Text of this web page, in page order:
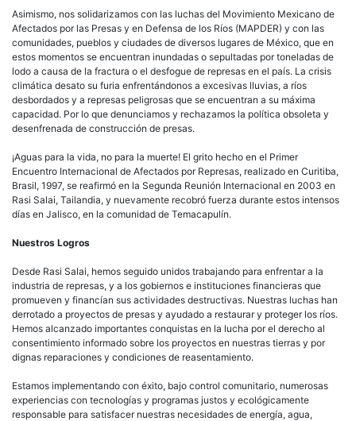
Asimismo, nos solidarizamos con las luchas del Movimiento Mexicano de
Afectados por las Presas y en Defensa de los Ríos (MAPDER) y con las
comunidades, pueblos y ciudades de diversos lugares de México, que en
estos momentos se encuentran inundadas o sepultadas por toneladas de
lodo a causa de la fractura o el desfogue de represas en el país. La crisis
climática desato su furia enfrentándonos a excesivas lluvias, a ríos
desbordados y a represas peligrosas que se encuentran a su máxima
capacidad. Por lo que denunciamos y rechazamos la política obsoleta y
desenfrenada de construcción de presas.
¡Aguas para la vida, no para la muerte! El grito hecho en el Primer
Encuentro Internacional de Afectados por Represas, realizado en Curitiba,
Brasil, 1997, se reafirmó en la Segunda Reunión Internacional en 2003 en
Rasi Salai, Tailandia, y nuevamente recobró fuerza durante estos intensos
días en Jalisco, en la comunidad de Temacapulín.
Nuestros Logros
Desde Rasi Salai, hemos seguido unidos trabajando para enfrentar a la
industria de represas, y a los gobiernos e instituciones financieras que
promueven y financían sus actividades destructivas. Nuestras luchas han
derrotado a proyectos de presas y ayudado a restaurar y proteger los ríos.
Hemos alcanzado importantes conquistas en la lucha por el derecho al
consentimiento informado sobre los proyectos en nuestras tierras y por
dignas reparaciones y condiciones de reasentamiento.
Estamos implementando con éxito, bajo control comunitario, numerosas
experiencias con tecnologías y programas justos y ecológicamente
responsable para satisfacer nuestras necesidades de energía, agua,